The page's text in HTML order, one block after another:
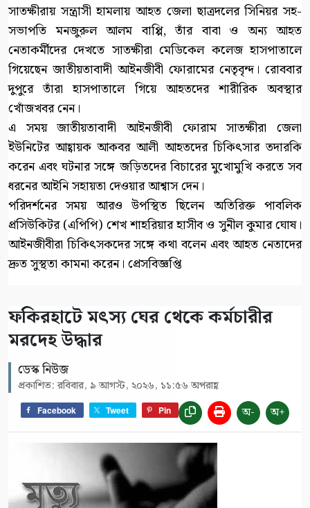
সাতক্ষীরায় সন্ত্রাসী হামলায় আহত জেলা ছাত্রদলের সিনিয়র সহ-
সভাপতি মনজুরুল আলম বাপ্পি, তাঁর বাবা ও অন্য আহত
নেতাকর্মীদের দেখতে সাতক্ষীরা মেডিকেল কলেজ হাসপাতালে
গিয়েছেন জাতীয়তাবাদী আইনজীবী ফোরামের নেতৃবৃন্দ। রোববার
দুপুরে তাঁরা হাসপাতালে গিয়ে আহতদের শারীরিক অবস্থার
খোঁজখবর নেন।
এ সময় জাতীয়তাবাদী আইনজীবী ফোরাম সাতক্ষীরা জেলা
ইউনিটের আহ্বায়ক আকবর আলী আহতদের চিকিৎসার তদারকি
করেন এবং ঘটনার সঙ্গে জড়িতদের বিচারের মুখোমুখি করতে সব
ধরনের আইনি সহায়তা দেওয়ার আশ্বাস দেন।
পরিদর্শনের সময় আরও উপস্থিত ছিলেন অতিরিক্ত পাবলিক
প্রসিউকিটর (এপিপি) শেখ শাহরিয়ার হাসীব ও সুনীল কুমার ঘোষ।
আইনজীবীরা চিকিৎসকদের সঙ্গে কথা বলেন এবং আহত নেতাদের
দ্রুত সুস্থতা কামনা করেন। প্রেসবিজ্ঞপ্তি
ফকিরহাটে মৎস্য ঘের থেকে কর্মচারীর
মরদেহ উদ্ধার
ডেস্ক নিউজ
প্রকাশিত: রবিবার, ৯ আগস্ট, ২০২৬, ১১:৫৬ অপরাহ্ণ
Facebook Tweet Pin অ- অ+